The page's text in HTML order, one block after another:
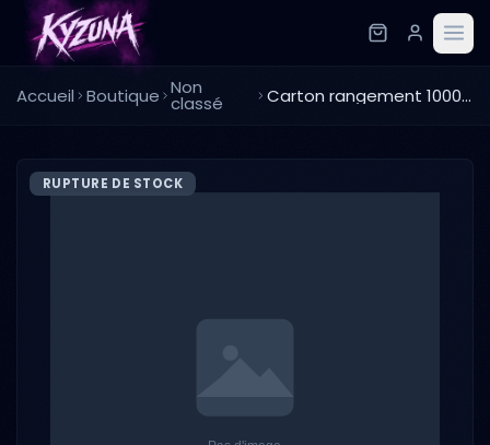
Accueil Boutique Non
classé Carton rangement 1000 cartes
RUPTURE DE STOCK